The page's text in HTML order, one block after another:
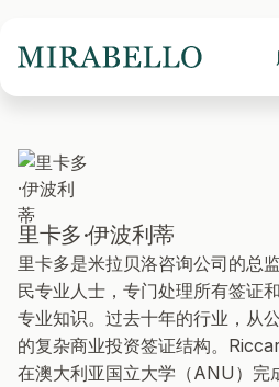
里卡多·伊波利蒂
里卡多是米拉贝洛咨询公司的总
民专业人士，专门处理所有签证
专业知识。过去十年的行业，从
的复杂商业投资签证结构。
在澳大利亚国立大学（ANU）完